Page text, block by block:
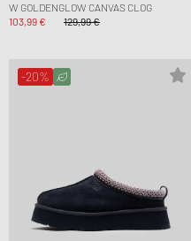
W GOLDENGLOW CANVAS CLOG
103,99 €
129,99 €
-20%